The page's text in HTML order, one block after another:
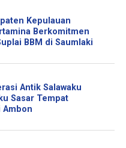
Kepulauan
Berkomitmen
BBM di Saumlaki
Antik Salawaku
Sasar Tempat
Ambon